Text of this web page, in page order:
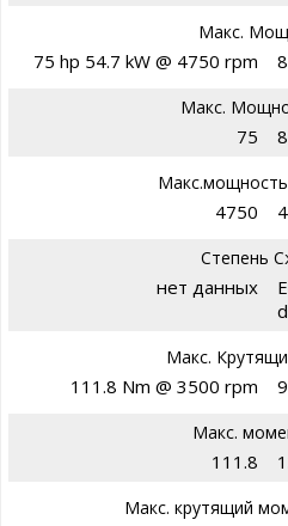
Макс.
75 hp 54.7 kW @ 4750 rpm
Макс.
75
4750
Степень
нет данных
Макс.
111.8 Nm @ 3500 rpm
Макс.
111.8
Макс. крутящий